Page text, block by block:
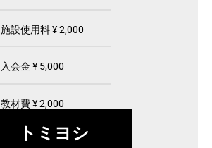
施設使用料 ¥ 2,000
入会金 ¥ 5,000
教材費 ¥ 2,000
トミヨシ